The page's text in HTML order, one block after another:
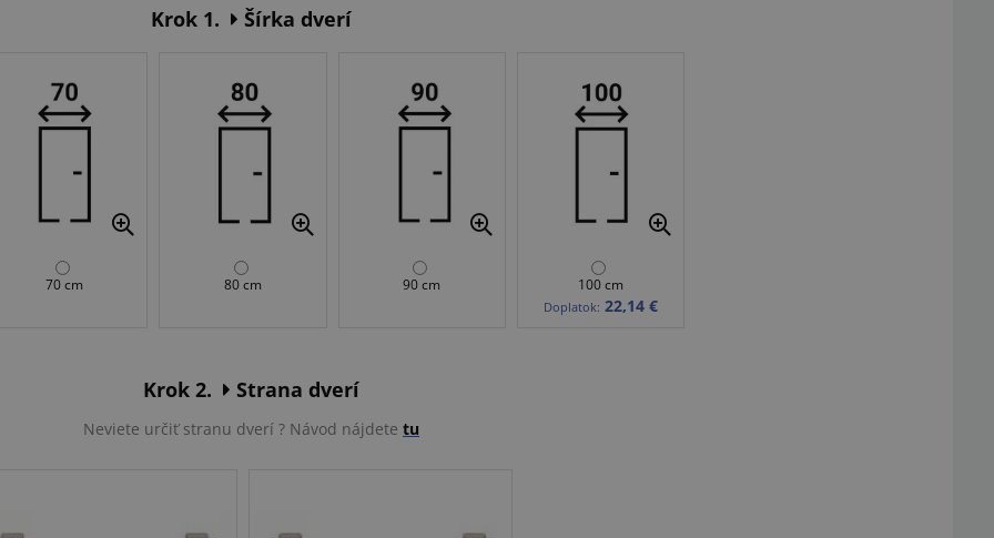
Krok 1. Šírka dverí
70 cm 80 cm 90 cm 100 cm
Doplatok: 22,14 €
Krok 2. Strana dverí
Neviete určiť stranu dverí ? Návod nájdete tu